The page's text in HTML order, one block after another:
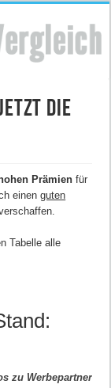
die
hohen Prämien für
einenguten
Tabelle alle
zu Werbepartner